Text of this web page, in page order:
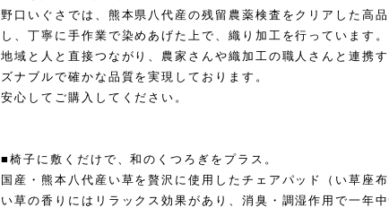
野口いぐさでは、熊本県八代産の残留農薬検査をクリアした高
し、丁寧に手作業で染めあげた上で、織り加工を行っています。
地域と人と直接つながり、農家さんや織加工の職人さんと連携
ズナブルで確かな品質を実現しております。
安心してご購入してください。
■椅子に敷くだけで、和のくつろぎをプラス。
国産・熊本八代産い草を贅沢に使用したチェアパッド（い草座
い草の香りにはリラックス効果があり、消臭・調湿作用で一年中